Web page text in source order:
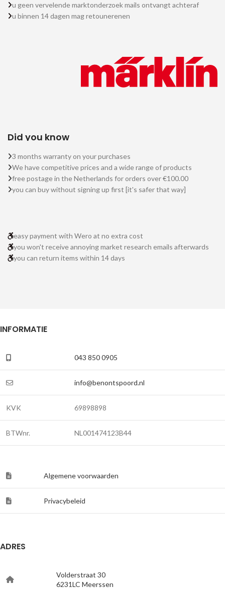
u geen vervelende marktonderzoek mails ontvangt achteraf
u binnen 14 dagen mag retounerenen
Did you know
3 months warranty on your purchases
We have competitive prices and a wide range of products
free postage in the Netherlands for orders over €100.00
you can buy without signing up first [it's safer that way]
easy payment with Wero at no extra cost
you won't receive annoying market research emails afterwards
you can return items within 14 days
INFORMATIE
043 850 0905
info@benontspoord.nl
KVK 69898898
BTWnr. NL001474123B44
Algemene voorwaarden
Privacybeleid
ADRES
Volderstraat 30
6231LC Meerssen